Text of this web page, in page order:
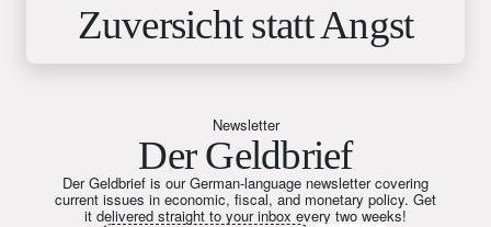
Zuversicht statt Angst
Newsletter
Der Geldbrief
Der Geldbrief is our German-language newsletter covering
current issues in economic, fiscal, and monetary policy. Get
it delivered straight to your inbox every two weeks!